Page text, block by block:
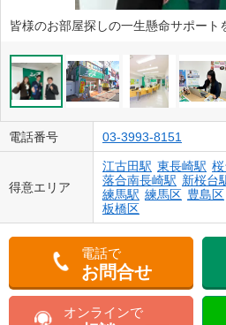
皆様のお部屋探しの一生懸命サポート
電話番号 03-3993-8151
得意エリア
江古田駅 東長崎駅
落合南長崎駅 新桜台
練馬駅 練馬区 豊島区
板橋区
電話で
お問合せ
オンラインで